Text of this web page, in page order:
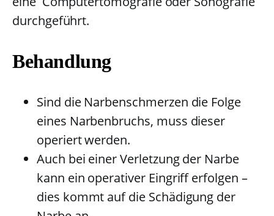
durchgeführt.
Behandlung
Sind die Narbenschmerzen die Folge
eines Narbenbruchs, muss dieser
operiert werden.
Auch bei einer Verletzung der Narbe
kann ein operativer Eingriff erfolgen –
dies kommt auf die Schädigung der